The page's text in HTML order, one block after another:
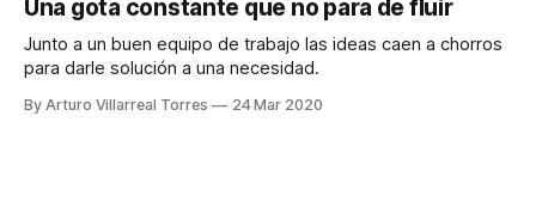
Una gota constante que no para de fluir
Junto a un buen equipo de trabajo las ideas caen a chorros
para darle solución a una necesidad.
By Arturo Villarreal Torres 24 Mar 2020